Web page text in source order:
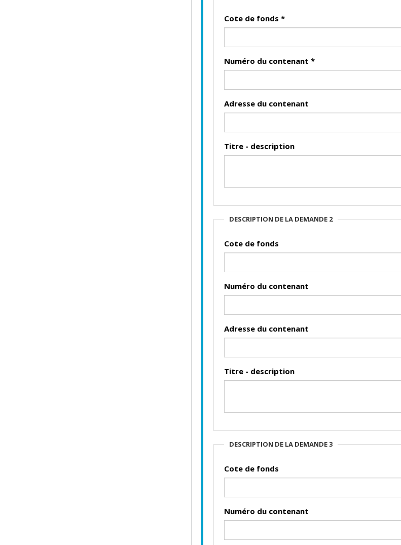
Cote de fonds *
Numéro du contenant *
Adresse du contenant
Titre - description
DESCRIPTION DE LA DEMANDE 2
Cote de fonds
Numéro du contenant
Adresse du contenant
Titre - description
DESCRIPTION DE LA DEMANDE 3
Cote de fonds
Numéro du contenant